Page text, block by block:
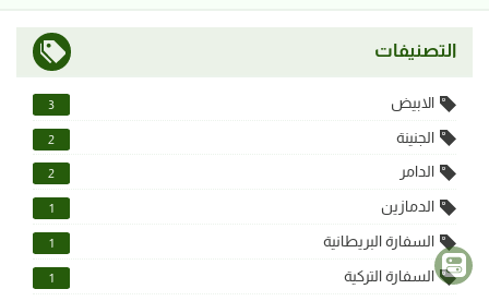
التصنيفات
الابيض 3
الجنينة 2
الدامر 2
الدمازين 1
السفارة البريطانية 1
السفارة التركية 1